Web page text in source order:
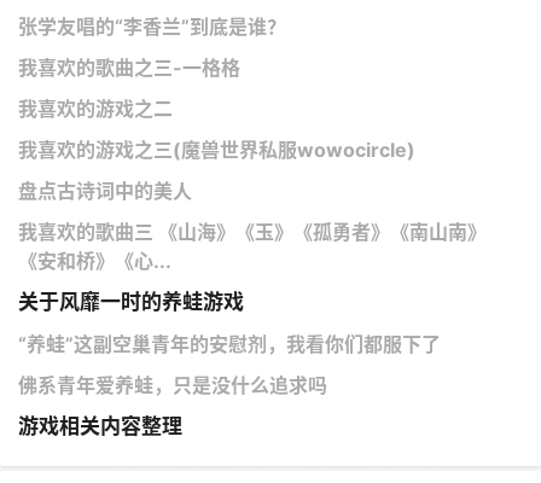
张学友唱的“李香兰”到底是谁？
我喜欢的歌曲之三-一格格
我喜欢的游戏之二
我喜欢的游戏之三(魔兽世界私服wowocircle)
盘点古诗词中的美人
我喜欢的歌曲三 《山海》《玉》《孤勇者》《南山南》
《安和桥》《心...
关于风靡一时的养蛙游戏
“养蛙”这副空巢青年的安慰剂，我看你们都服下了
佛系青年爱养蛙，只是没什么追求吗
游戏相关内容整理